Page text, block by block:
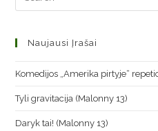
Naujausi Įrašai
Komedijos „Amerika pirtyje“
Tyli gravitacija (Malonny 13)
Daryk tai! (Malonny 13)